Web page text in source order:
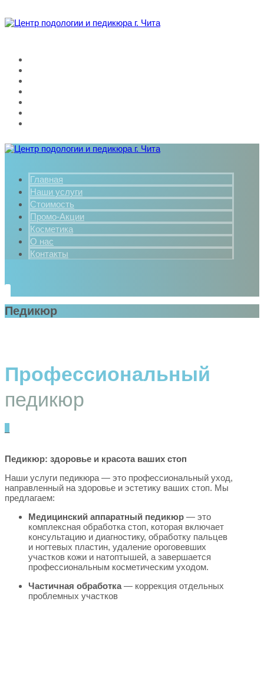
Главная
Наши услуги
Стоимость
Промо-Акции
Косметика
О нас
Контакты
Педикюр
Профессиональный
педикюр
Педикюр: здоровье и красота ваших стоп
Наши услуги педикюра — это профессиональный уход,
направленный на здоровье и эстетику ваших стоп. Мы
предлагаем:
Медицинский аппаратный педикюр — это
комплексная обработка стоп, которая включает
консультацию и диагностику, обработку пальцев
и ногтевых пластин, удаление ороговевших
участков кожи и натоптышей, а завершается
профессиональным косметическим уходом.
Частичная обработка— коррекция отдельных
проблемных участков